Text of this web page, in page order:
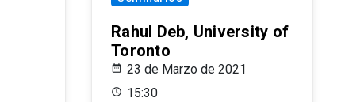
Rahul Deb, University of
Toronto
23 de Marzo de 2021
15:30